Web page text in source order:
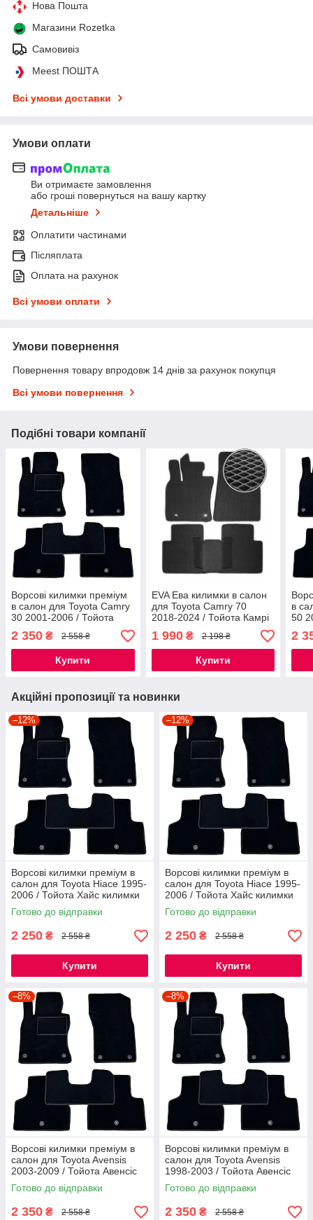
Нова Пошта
Магазини Rozetka
Самовивіз
Meest ПОШТА
Всі умови доставки
Умови оплати
Ви отримаєте замовлення
або гроші повернуться на вашу картку
Детальніше
Оплатити частинами
Післяплата
Оплата на рахунок
Всі умови оплати
Умови повернення
Повернення товару впродовж 14 днів за рахунок покупця
Всі умови повернення
Подібні товари компанії
Ворсові килимки преміум
в салон для Toyota Camry
30 2001-2006 / Тойота
Камрі Кемрі килимки
2 350 ₴ 2 558 ₴
Купити
EVA Ева килимки в салон
для Toyota Camry 70
2018-2024 / Тойота Камрі
Кемрі килимки
1 990₴ 2 198 ₴
Купити
в
50
2
Акційні пропозиції та новинки
–12%
Ворсові килимки преміум в
салон для Toyota Hiace 1995-
2006 / Тойота Хайс килимки
Готово до відправки
2 250 ₴ 2 558 ₴
Купити
–12%
Ворсові килимки преміум в
салон для Toyota Hiace 1995-
2006 / Тойота Хайс килимки
Готово до відправки
2 250 ₴ 2 558 ₴
Купити
–8%
Ворсові килимки преміум в
салон для Toyota Avensis
2003-2009 / Тойота Авенсіс
килимки
Готово до відправки
2 350 ₴ 2 558 ₴
–8%
Ворсові килимки преміум в
салон для Toyota Avensis
1998-2003 / Тойота Авенсіс
килимки
Готово до відправки
2 350 ₴ 2 558 ₴